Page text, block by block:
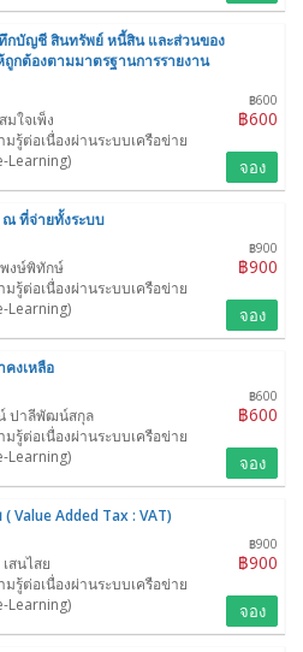
บัญชี สินทรัพย์ หนี้สิน และส่วนของ
ถูกต้องตามมาตรฐานการรายงาน
฿600
฿600
มใจเพ็ง
รู้ต่อเนื่องผ่านระบบเครือข่าย
Learning)
จอง
ณ ที่จ่ายทั้งระบบ
฿900
฿900
พงษ์พิทักษ์
รู้ต่อเนื่องผ่านระบบเครือข่าย
Learning)
จอง
งเหลือ
฿600
฿600
ปาลีพัฒน์สกุล
รู้ต่อเนื่องผ่านระบบเครือข่าย
Learning)
จอง
Value Added Tax : VAT)
฿900
฿900
สนไสย
รู้ต่อเนื่องผ่านระบบเครือข่าย
Learning)
จอง